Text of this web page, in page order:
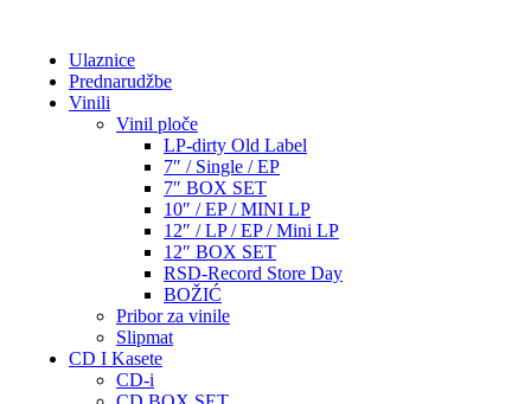
Ulaznice
Prednarudžbe
Vinili
Vinil ploče
LP-dirty Old Label
7″ / Single / EP
7″ BOX SET
10″ / EP / MINI LP
12″ / LP / EP / Mini LP
12″ BOX SET
RSD-Record Store Day
BOŽIĆ
Pribor za vinile
Slipmat
CD I Kasete
CD-i